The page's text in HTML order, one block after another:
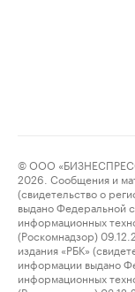
© ООО
2026. Сообщения и
(свидетельство о
выдано Федеральной
информационных
(Роскомнадзор)
издания «РБК»
информации выдано
информационных